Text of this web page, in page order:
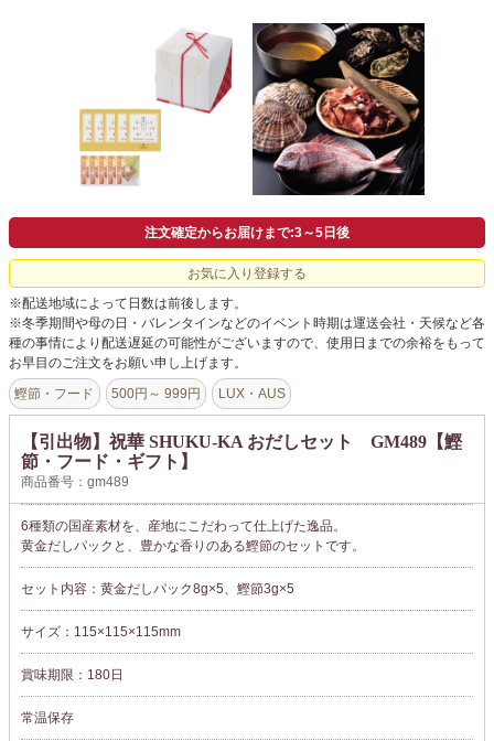
ドメイン指定受信について
無料サンプル・資料請求
お問合せ
注文確定からお届けまで:3～5日後
お気に入り登録する
※配送地域によって日数は前後します。
※冬季期間や母の日・バレンタインなどのイベント時期は運送会社・天候など各
種の事情により配送遅延の可能性がございますので、使用日までの余裕をもって
お早目のご注文をお願い申し上げます。
鰹節・フード 500円～ 999円 LUX・AUS
【引出物】祝華 SHUKU-KA おだしセット GM489【鰹
節・フード・ギフト】
商品番号：gm489
6種類の国産素材を、産地にこだわって仕上げた逸品。
黄金だしパックと、豊かな香りのある鰹節のセットです。
セット内容：黄金だしパック8g×5、鰹節3g×5
サイズ：115×115×115mm
賞味期限：180日
常温保存